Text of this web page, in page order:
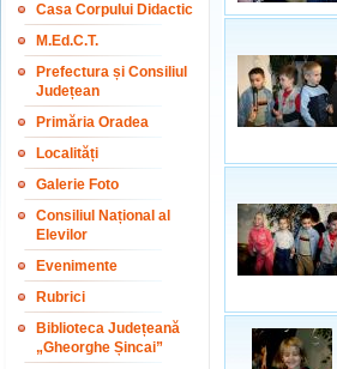
Casa Corpului Didactic
M.Ed.C.T.
Prefectura și Consiliul
Județean
Primăria Oradea
Localități
Galerie Foto
Consiliul Național al
Elevilor
Evenimente
Rubrici
Biblioteca Județeană
„Gheorghe Șincai”